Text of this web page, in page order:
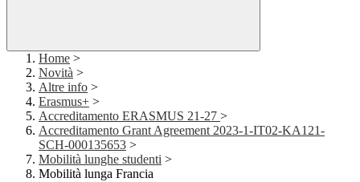
Home >
Novità >
Altre info >
Erasmus+ >
Accreditamento ERASMUS 21-27 >
Accreditamento Grant Agreement 2023-1-IT02-KA121-
SCH-000135653 >
Mobilità lunghe studenti >
Mobilità lunga Francia